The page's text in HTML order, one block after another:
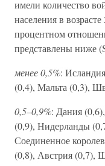
имели количество
населения в
процентном
представлены ниже
менее 0,5%:
(0,4), Мальта (0,3),
0,5–0,9%: Дания
(0,9), Нидерланды
Соединенное
(0,8), Австрия (0,7),